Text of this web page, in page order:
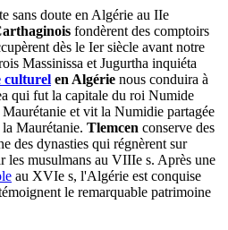
sans doute en Algérie au IIe
fondèrent des comptoirs
dès le Ier siècle avant notre
Massinissa et Jugurtha inquiéta
culturel en Algérie nous conduira à
qui fut la capitale du roi Numide
et vit la Numidie partagée
Maurétanie. Tlemcen conserve des
des dynasties qui régnèrent sur
les musulmans au VIIIe s. Après une
au XVIe s, l'Algérie est conquise
le remarquable patrimoine